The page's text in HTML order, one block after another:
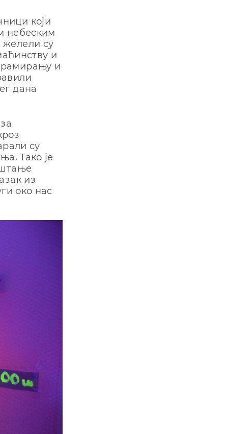
који
небеским
су
и
и
дана
су
Тако је
из
око нас